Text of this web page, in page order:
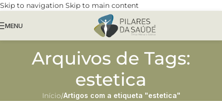
Skip to navigation Skip to main content
MENU
Arquivos de Tags:
estetica
Início/Artigos com a etiqueta "estetica"